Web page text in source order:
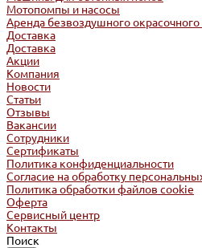
Мотопомпы и насосы
Аренда безвоздушного
Доставка
Доставка
Акции
Компания
Новости
Статьи
Отзывы
Вакансии
Сотрудники
Сертификаты
Политика конфиденциальности
Согласие на обработку
Политика обработки файлов cookie
Оферта
Сервисный центр
Контакты
Поиск